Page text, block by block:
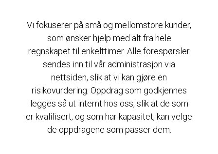
Vi fokuserer på små og mellomstore kunder,
som ønsker hjelp med alt fra hele
regnskapet til enkelttimer. Alle forespørsler
sendes inn til vår administrasjon via
nettsiden, slik at vi kan gjøre en
risikovurdering. Oppdrag som godkjennes
legges så ut internt hos oss, slik at de som
er kvalifisert, og som har kapasitet, kan velge
de oppdragene som passer dem.